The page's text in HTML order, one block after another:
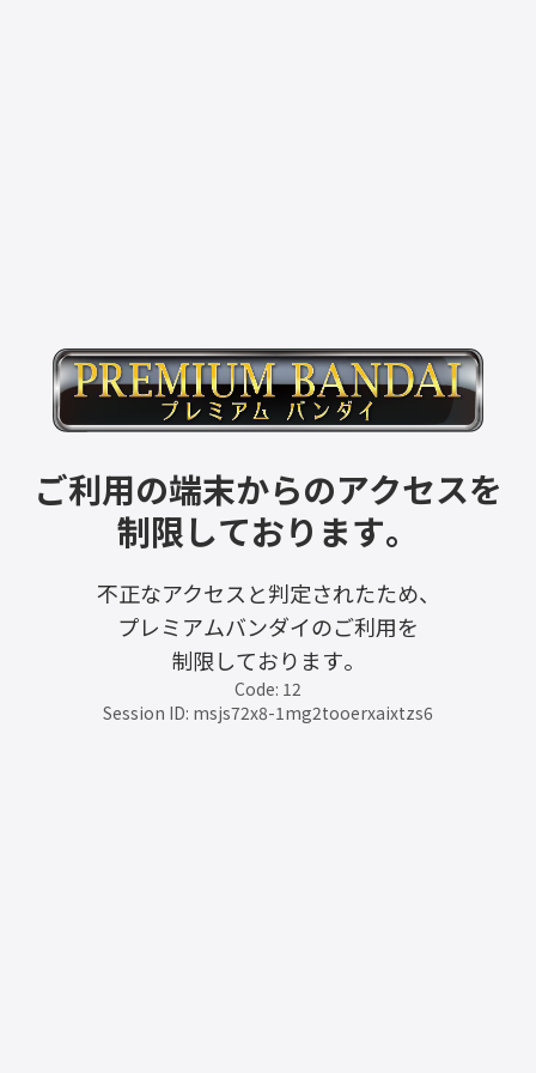
ご利用の端末からのアクセスを
制限しております。
不正なアクセスと判定されたため、
プレミアムバンダイのご利用を
制限しております。
Code: 12
Session ID: msjs72x8-1mg2tooerxaixtzs6